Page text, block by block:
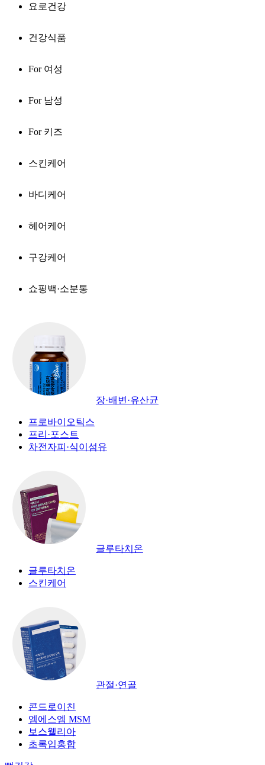
요로건강
건강식품
For 여성
For 남성
For 키즈
스킨케어
바디케어
헤어케어
구강케어
쇼핑백·소분통
장·배변·유산균
프로바이오틱스
프리·포스트
차전자피·식이섬유
글루타치온
글루타치온
스킨케어
관절·연골
콘드로이친
엠에스엠 MSM
보스웰리아
초록입홍합